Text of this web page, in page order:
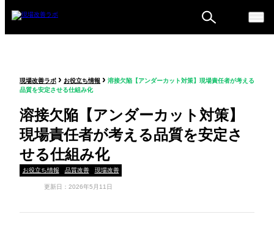
ム
現場改善ラボ › お役立ち情報 › 溶接欠陥【アンダーカット対策】現場責任者が考える
品質を安定させる仕組み化
溶接欠陥【アンダーカット対策】
現場責任者が考える品質を安定さ
せる仕組み化
お役立ち情報 品質改善 現場改善
更新日：2026年5月11日